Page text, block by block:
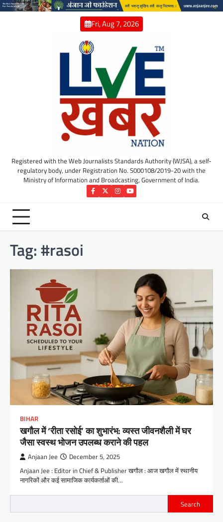
Skip
Fri, Aug 7, 2026
Registered with the Web Journalists Standards Authority (WJSA), a self-
regulatory body, under Registration No. S000108/2019-20 with the
Ministry of Information and Broadcasting, Government of India.
Facebook
TwitterInstagram
YouTube
Tag:#rasoi
BIHAR
खगौल में ‘रीता रसोई’ का शुभारंभ: व्यस्त जीवनशैली में घर
जैसा स्वस्थ भोजन उपलब्ध कराने की पहल
Anjaan Jee December 5, 2025
Anjaan Jee : Editor in Chief & Publisher खगौल : आज खगौल में स्थानीय
नागरिकों और कई सामाजिक कार्यकर्ताओं की…
Search